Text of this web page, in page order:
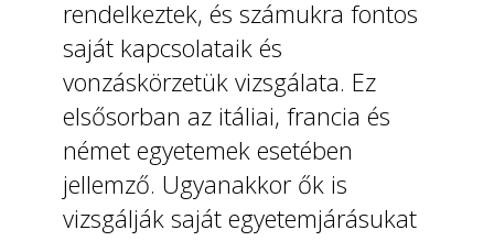
rendelkeztek, és számukra fontos
saját kapcsolataik és
vonzáskörzetük vizsgálata. Ez
elsősorban az itáliai, francia és
német egyetemek esetében
jellemző. Ugyanakkor ők is
vizsgálják saját egyetemjárásukat